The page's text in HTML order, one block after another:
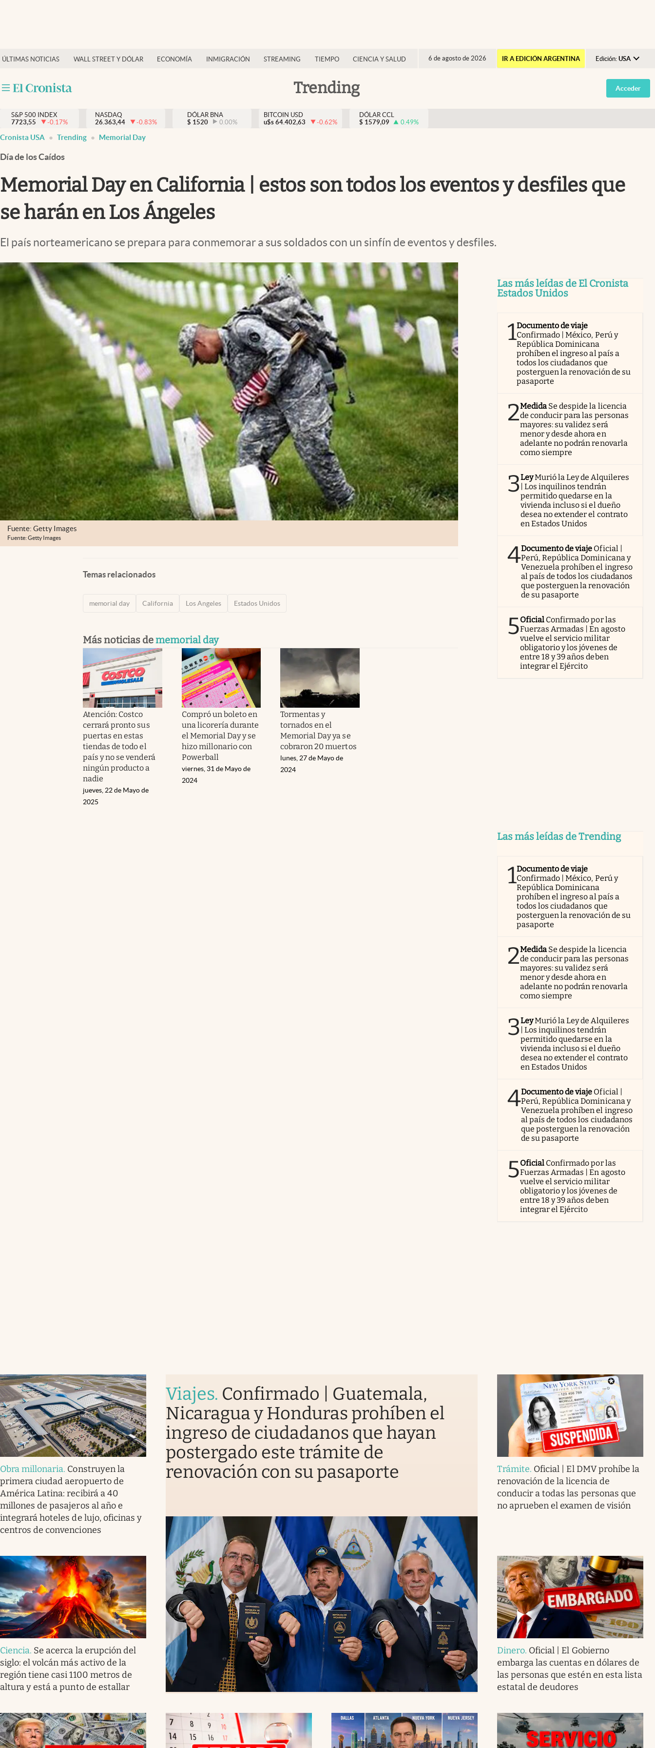
ÚLTIMAS NOTICIAS WALL STREET Y DÓLAR ECONOMÍA INMIGRACIÓN STREAMING TIEMPO CIENCIA Y SALUD 6 de agosto de 2026 IR A EDICIÓN ARGENTINA Edición: USA
Argentina
España
Trending
Finanzas y economía
Inmigración
Trending
Streaming
PC y mobile
Acceder
S&P 500 INDEX
7723,55
-0.17%
NASDAQ
26.363,44
-0.83%
DÓLAR BNA
$ 1520 0.00%
BITCOIN USD
u$s 64.402,63 -0.62%
DÓLAR CCL
$ 1579,09 0.49%
Cronista USA Trending Memorial Day
Día de los Caídos
Memorial Day en California | estos son todos los eventos y desfiles que
se harán en Los Ángeles
El país norteamericano se prepara para conmemorar a sus soldados con un sinfín de eventos y desfiles.
Fuente: Getty Images
Fuente: Getty Images
Temas relacionados
memorial day California Los Angeles Estados Unidos
Más noticias dememorial day
Atención: Costco
cerrará pronto sus
puertas en estas
tiendas de todo el
país y no se venderá
ningún producto a
nadie
jueves, 22 de Mayo de
2025
Compró un boleto en
una licorería durante
el Memorial Day y se
hizo millonario con
Powerball
viernes, 31 de Mayo de
2024
Tormentas y
tornados en el
Memorial Day ya se
cobraron 20 muertos
lunes, 27 de Mayo de
2024
Las más leídas de El Cronista
Estados Unidos
1Documento de viaje
Confirmado | México, Perú y
República Dominicana
prohíben el ingreso al país a
todos los ciudadanos que
posterguen la renovación de su
pasaporte
2Medida Se despide la licencia
de conducir para las personas
mayores: su validez será
menor y desde ahora en
adelante no podrán renovarla
como siempre
3LeyMurió la Ley de Alquileres
| Los inquilinos tendrán
permitido quedarse en la
vivienda incluso si el dueño
desea no extender el contrato
en Estados Unidos
4Documento de viaje Oficial |
Perú, República Dominicana y
Venezuela prohíben el ingreso
al país de todos los ciudadanos
que posterguen la renovación
de su pasaporte
5Oficial Confirmado por las
Fuerzas Armadas | En agosto
vuelve el servicio militar
obligatorio y los jóvenes de
entre 18 y 39 años deben
integrar el Ejército
Las más leídas de Trending
1Documento de viaje
Confirmado | México, Perú y
República Dominicana
prohíben el ingreso al país a
todos los ciudadanos que
posterguen la renovación de su
pasaporte
2Medida Se despide la licencia
de conducir para las personas
mayores: su validez será
menor y desde ahora en
adelante no podrán renovarla
como siempre
3LeyMurió la Ley de Alquileres
| Los inquilinos tendrán
permitido quedarse en la
vivienda incluso si el dueño
desea no extender el contrato
en Estados Unidos
4Documento de viaje Oficial |
Perú, República Dominicana y
Venezuela prohíben el ingreso
al país de todos los ciudadanos
que posterguen la renovación
de su pasaporte
5Oficial Confirmado por las
Fuerzas Armadas | En agosto
vuelve el servicio militar
obligatorio y los jóvenes de
entre 18 y 39 años deben
integrar el Ejército
Obra millonaria. Construyen la
primera ciudad aeropuerto de
América Latina: recibirá a 40
millones de pasajeros al año e
integrará hoteles de lujo, oficinas y
centros de convenciones
Viajes. Confirmado | Guatemala,
Nicaragua y Honduras prohíben el
ingreso de ciudadanos que hayan
postergado este trámite de
renovación con su pasaporte
Trámite. Oficial | El DMV prohíbe la
renovación de la licencia de
conducir a todas las personas que
no aprueben el examen de visión
Ciencia. Se acerca la erupción del
siglo: el volcán más activo de la
región tiene casi 1100 metros de
altura y está a punto de estallar
Dinero. Oficial | El Gobierno
embarga las cuentas en dólares de
las personas que estén en esta lista
estatal de deudores